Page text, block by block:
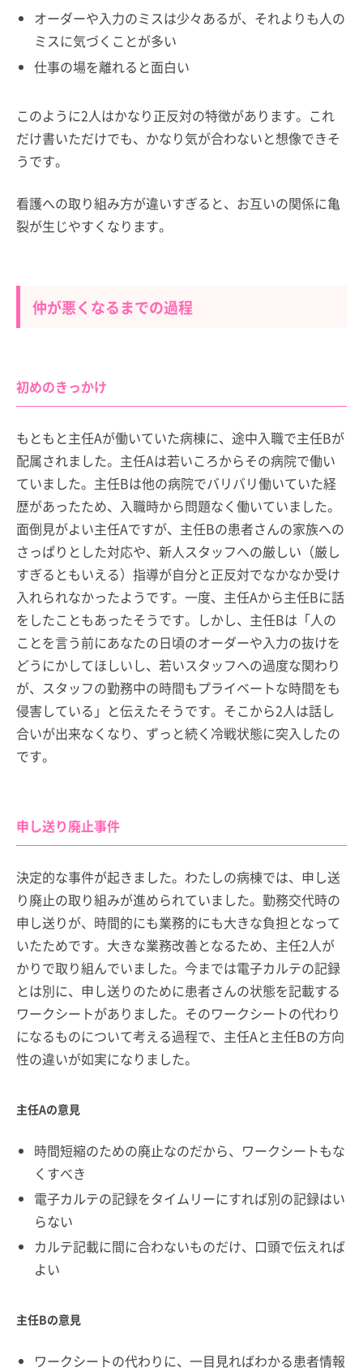
オーダーや入力のミスは少々あるが、それよりも人の
ミスに気づくことが多い
仕事の場を離れると面白い
このように2人はかなり正反対の特徴があります。これ
だけ書いただけでも、かなり気が合わないと想像できそ
うです。
看護への取り組み方が違いすぎると、お互いの関係に亀
裂が生じやすくなります。
仲が悪くなるまでの過程
初めのきっかけ
もともと主任Aが働いていた病棟に、途中入職で主任Bが
配属されました。主任Aは若いころからその病院で働い
ていました。主任Bは他の病院でバリバリ働いていた経
歴があったため、入職時から問題なく働いていました。
面倒見がよい主任Aですが、主任Bの患者さんの家族への
さっぱりとした対応や、新人スタッフへの厳しい（厳し
すぎるともいえる）指導が自分と正反対でなかなか受け
入れられなかったようです。一度、主任Aから主任Bに話
をしたこともあったそうです。しかし、主任Bは「人の
ことを言う前にあなたの日頃のオーダーや入力の抜けを
どうにかしてほしいし、若いスタッフへの過度な関わり
が、スタッフの勤務中の時間もプライベートな時間をも
侵害している」と伝えたそうです。そこから2人は話し
合いが出来なくなり、ずっと続く冷戦状態に突入したの
です。
申し送り廃止事件
決定的な事件が起きました。わたしの病棟では、申し送
り廃止の取り組みが進められていました。勤務交代時の
申し送りが、時間的にも業務的にも大きな負担となって
いたためです。大きな業務改善となるため、主任2人が
かりで取り組んでいました。今までは電子カルテの記録
とは別に、申し送りのために患者さんの状態を記載する
ワークシートがありました。そのワークシートの代わり
になるものについて考える過程で、主任Aと主任Bの方向
性の違いが如実になりました。
主任Aの意見
時間短縮のための廃止なのだから、ワークシートもな
くすべき
電子カルテの記録をタイムリーにすれば別の記録はい
らない
カルテ記載に間に合わないものだけ、口頭で伝えれば
よい
主任Bの意見
ワークシートの代わりに、一目見ればわかる患者情報